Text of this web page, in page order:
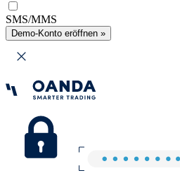
SMS/MMS
Demo-Konto eröffnen »